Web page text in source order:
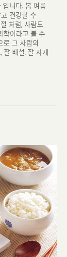
니다. 봄 여름
건강할 수
처럼, 사람도
학이라고 볼 수
로 그 사람의
잘 배설, 잘 자게